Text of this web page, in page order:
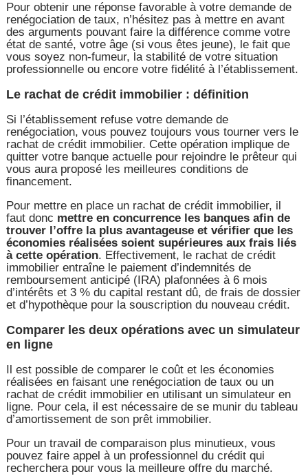
Pour obtenir une réponse favorable à votre demande de
renégociation de taux, n’hésitez pas à mettre en avant
des arguments pouvant faire la différence comme votre
état de santé, votre âge (si vous êtes jeune), le fait que
vous soyez non-fumeur, la stabilité de votre situation
professionnelle ou encore votre fidélité à l’établissement.
Le rachat de crédit immobilier : définition
Si l’établissement refuse votre demande de
renégociation, vous pouvez toujours vous tourner vers le
rachat de crédit immobilier. Cette opération implique de
quitter votre banque actuelle pour rejoindre le prêteur qui
vous aura proposé les meilleures conditions de
financement.
Pour mettre en place un rachat de crédit immobilier, il
faut donc mettre en concurrence les banques afin de
trouver l’offre la plus avantageuse et vérifier que les
économies réalisées soient supérieures aux frais liés
à cette opération. Effectivement, le rachat de crédit
immobilier entraîne le paiement d’indemnités de
remboursement anticipé (IRA) plafonnées à 6 mois
d’intérêts et 3 % du capital restant dû, de frais de dossier
et d’hypothèque pour la souscription du nouveau crédit.
Comparer les deux opérations avec un simulateur
en ligne
Il est possible de comparer le coût et les économies
réalisées en faisant une renégociation de taux ou un
rachat de crédit immobilier en utilisant un simulateur en
ligne. Pour cela, il est nécessaire de se munir du tableau
d’amortissement de son prêt immobilier.
Pour un travail de comparaison plus minutieux, vous
pouvez faire appel à un professionnel du crédit qui
recherchera pour vous la meilleure offre du marché.